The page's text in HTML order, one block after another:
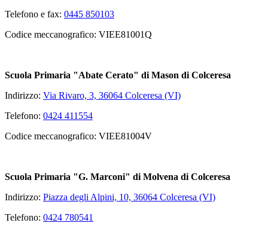
Telefono e fax: 0445 850103
Codice meccanografico: VIEE81001Q
Scuola Primaria "Abate Cerato" di Mason di Colceresa
Indirizzo: Via Rivaro, 3, 36064 Colceresa (VI)
Telefono: 0424 411554
Codice meccanografico: VIEE81004V
Scuola Primaria "G. Marconi" di Molvena di Colceresa
Indirizzo: Piazza degli Alpini, 10, 36064 Colceresa (VI)
Telefono: 0424 780541